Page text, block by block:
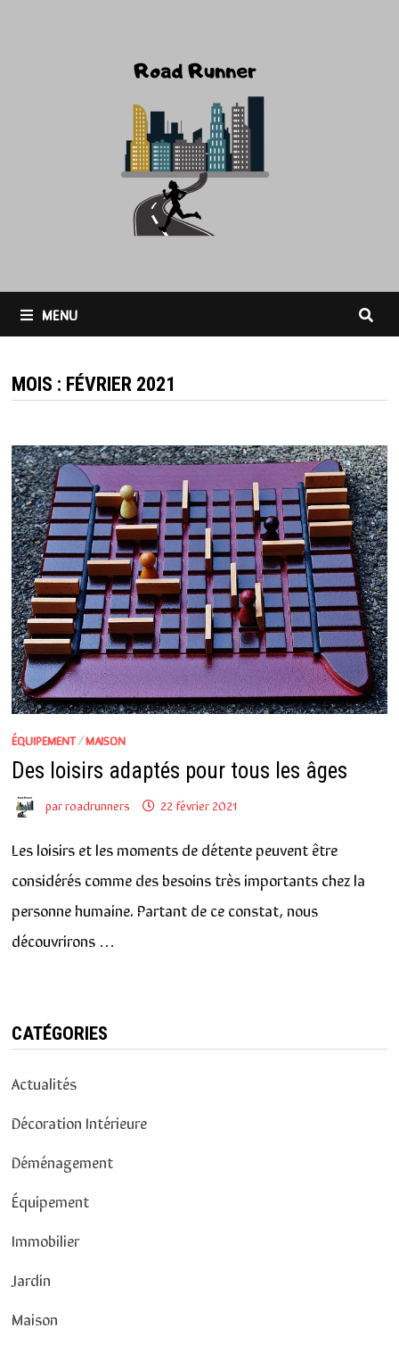
MENU
MOIS : FÉVRIER 2021
ÉQUIPEMENT/MAISON
Des loisirs adaptés pour tous les âges
parroadrunners 22 février 2021
Les loisirs et les moments de détente peuvent être
considérés comme des besoins très importants chez la
personne humaine. Partant de ce constat, nous
découvrirons …
CATÉGORIES
Actualités
Décoration Intérieure
Déménagement
Équipement
Immobilier
Jardin
Maison